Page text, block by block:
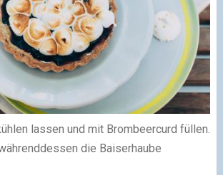
lassen und mit Brombeercurd füllen.
die Baiserhaube